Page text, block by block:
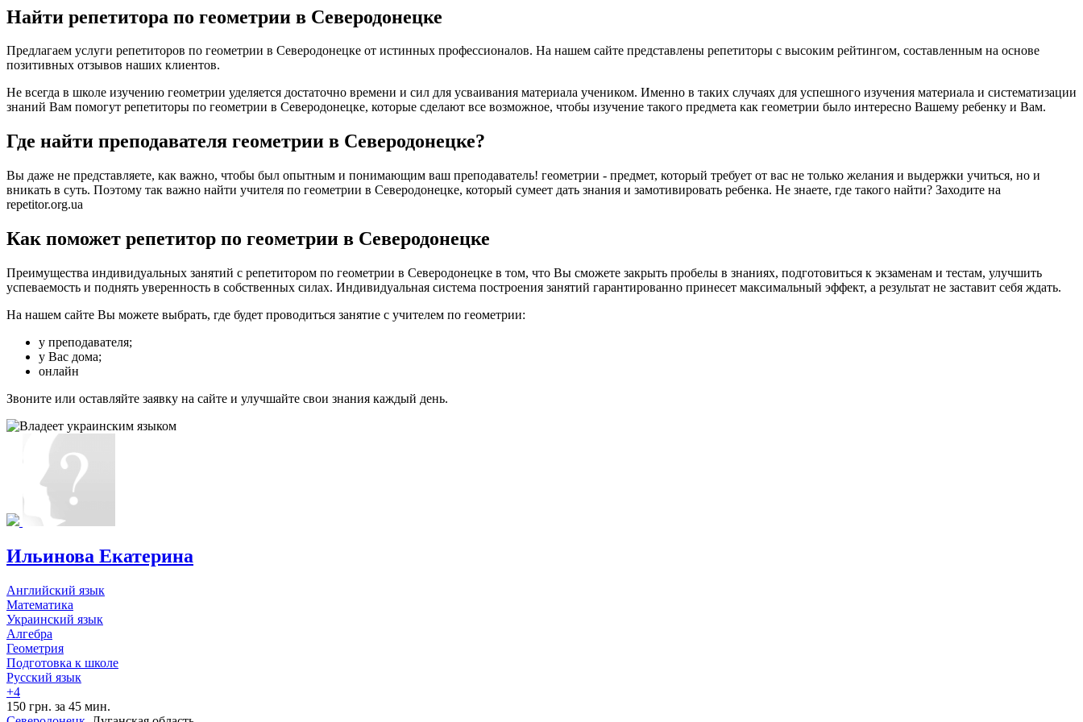
Найти репетитора по геометрии в Северодонецке
Предлагаем услуги репетиторов по геометрии в Северодонецке от истинных профессионалов. На нашем сайте представлены репетиторы с высоким рейтингом, составленным на основе
позитивных отзывов наших клиентов.
Не всегда в школе изучению геометрии уделяется достаточно времени и сил для усваивания материала учеником. Именно в таких случаях для успешного изучения материала и систематизации
знаний Вам помогут репетиторы по геометрии в Северодонецке, которые сделают все возможное, чтобы изучение такого предмета как геометрии было интересно Вашему ребенку и Вам.
Где найти преподавателя геометрии в Северодонецке?
Вы даже не представляете, как важно, чтобы был опытным и понимающим ваш преподаватель! геометрии - предмет, который требует от вас не только желания и выдержки учиться, но и
вникать в суть. Поэтому так важно найти учителя по геометрии в Северодонецке, который сумеет дать знания и замотивировать ребенка. Не знаете, где такого найти? Заходите на
repetitor.org.ua
Как поможет репетитор по геометрии в Северодонецке
Преимущества индивидуальных занятий с репетитором по геометрии в Северодонецке в том, что Вы сможете закрыть пробелы в знаниях, подготовиться к экзаменам и тестам, улучшить
успеваемость и поднять уверенность в собственных силах. Индивидуальная система построения занятий гарантированно принесет максимальный эффект, а результат не заставит себя ждать.
На нашем сайте Вы можете выбрать, где будет проводиться занятие с учителем по геометрии:
у преподавателя;
у Вас дома;
онлайн
Звоните или оставляйте заявку на сайте и улучшайте свои знания каждый день.
Ильинова Екатерина
Английский язык
Математика
Украинский язык
Алгебра
Геометрия
Подготовка к школе
Русский язык
+4
150 грн. за 45 мин.